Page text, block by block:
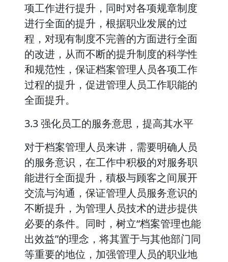
项工作进行提升，同时对各项规章制度
进行全面的提升，根据职业发展的过
程，对现有制度不完善的方面进行全面
的改进，从而不断的提升制度的科学性
和规范性，保证档案管理人员各项工作
过程的提升，促进管理人员工作职能的
全面提升。
3.3 强化员工的服务意思，提高其水平
对于档案管理人员来讲，需要明确人员
的服务意识，在工作中积极的对服务职
能进行全面提升，積极与顾客之间展开
交流与沟通，保证管理人员服务意识的
不断提升，为管理人员技术的进步提供
必要的条件。同时，树立“档案管理也能
出效益”的理念，将其置于与其他部门同
等重要的地位，加强管理人员的职业地